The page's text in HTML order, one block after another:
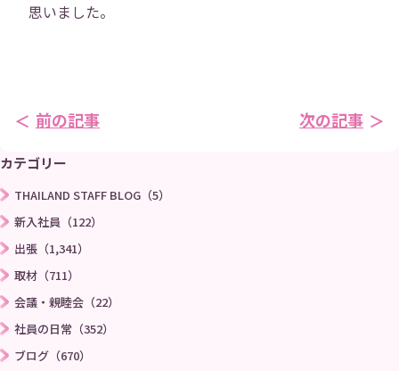
思いました。
前の記事 次の記事
カテゴリー
THAILAND STAFF BLOG（5）
新入社員（122）
出張（1,341）
取材（711）
会議・親睦会（22）
社員の日常（352）
ブログ（670）